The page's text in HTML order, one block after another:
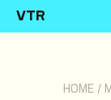
VTR
HOME /